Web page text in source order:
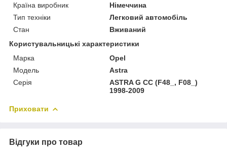
Країна виробник
Німеччина
Тип техніки
Легковий автомобіль
Стан
Вживаний
Користувальницькі характеристики
Марка
Opel
Модель
Astra
Серія
ASTRA G CC (F48_, F08_)
1998-2009
Приховати
Відгуки про товар